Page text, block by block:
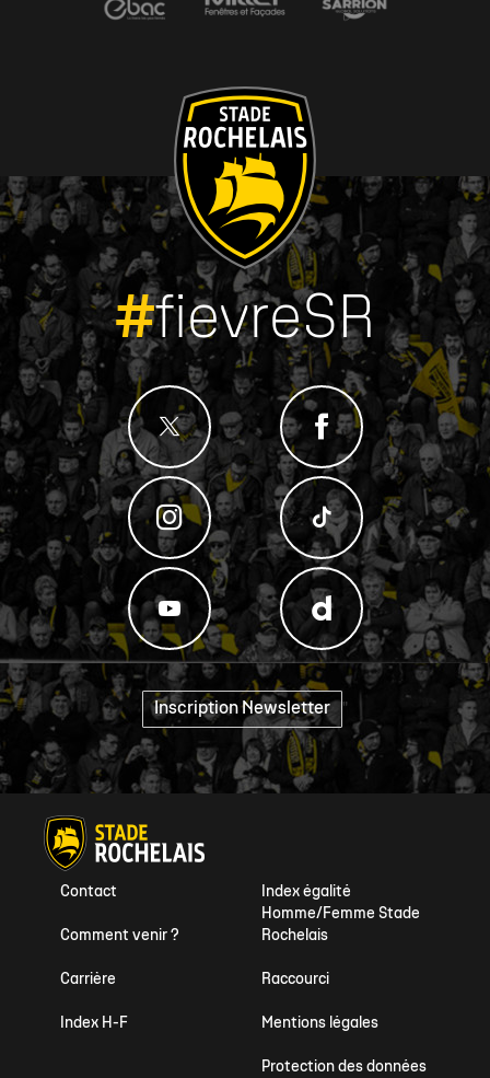
#fievreSR
Inscription Newsletter "
Index égalité
Homme/Femme Stade
Rochelais
Contact
Comment venir ?
Raccourci
Carrière
Mentions légales
Index H-F
Protection des données